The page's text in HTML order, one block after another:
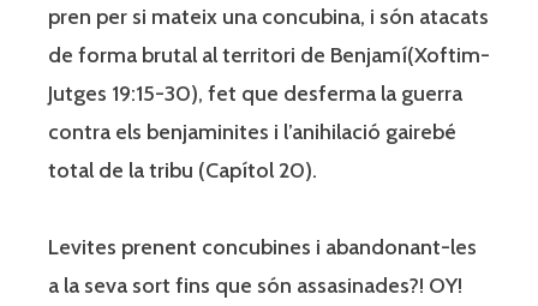
pren per si mateix una concubina, i són atacats
de forma brutal al territori de Benjamí(Xoftim-
Jutges 19:15-30), fet que desferma la guerra
contra els benjaminites i l’anihilació gairebé
total de la tribu (Capítol 20).
Levites prenent concubines i abandonant-les
a la seva sort fins que són assasinades?! OY!